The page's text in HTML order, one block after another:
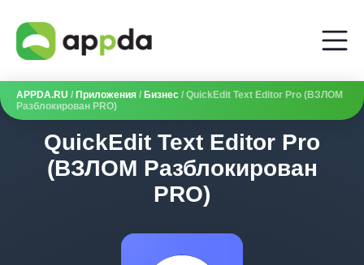
APPDA.RU / Приложения / Бизнес / QuickEdit Text Editor Pro (ВЗЛОМ
Разблокирован PRO)
QuickEdit Text Editor Pro
(ВЗЛОМ Разблокирован
PRO)